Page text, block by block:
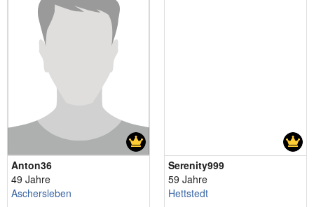
Anton36
49 Jahre
Aschersleben
Serenity999
59 Jahre
Hettstedt